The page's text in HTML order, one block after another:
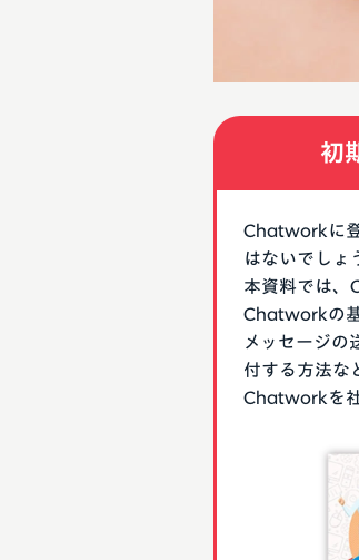
初
Chatworkに
はないでしょ
本資料では、
Chatworkの基
メッセージの
付する方法な
Chatworkを社